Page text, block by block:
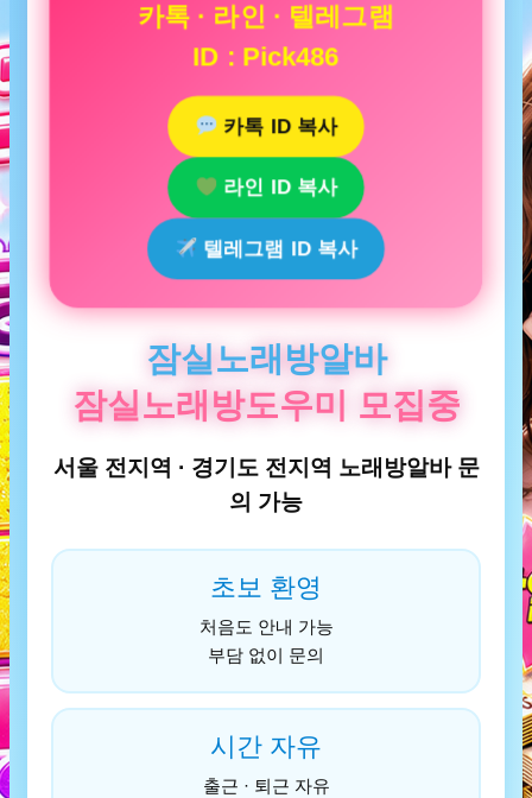
카톡 · 라인 · 텔레그램
ID : Pick486
카톡 ID 복사
라인 ID 복사
텔레그램 ID 복사
잠실노래방알바
잠실노래방도우미 모집중
서울 전지역 · 경기도 전지역 노래방알바 문
의 가능
초보 환영
처음도 안내 가능
부담 없이 문의
시간 자유
출근 · 퇴근 자유